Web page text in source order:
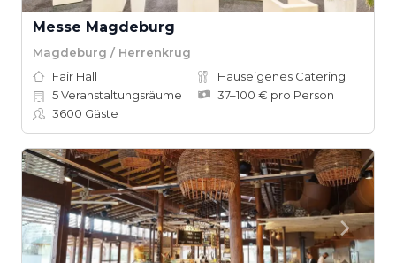
Messe Magdeburg
Magdeburg / Herrenkrug
Fair Hall
Hauseigenes Catering
5Veranstaltungsräume
37–100 € pro Person
3600 Gäste